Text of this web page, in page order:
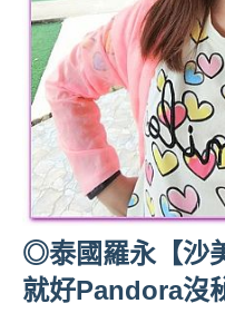
人
帶
路、
旅
遊
節
來
賓、
News
金
◎泰國羅永【沙
就好Pandora沒